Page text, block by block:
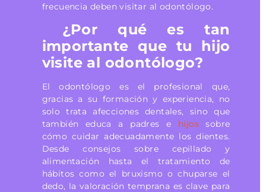
frecuencia deben visitar al odontólogo.
¿Por qué es tan
importante que tu hijo
visite al odontólogo?
El odontólogo es el profesional que,
gracias a su formación y experiencia, no
solo trata afecciones dentales, sino que
también educa a padres e hijossobre
cómo cuidar adecuadamente los dientes.
Desde consejos sobre cepillado y
alimentación hasta el tratamiento de
hábitos como el bruxismo o chuparse el
dedo, la valoración temprana es clave para